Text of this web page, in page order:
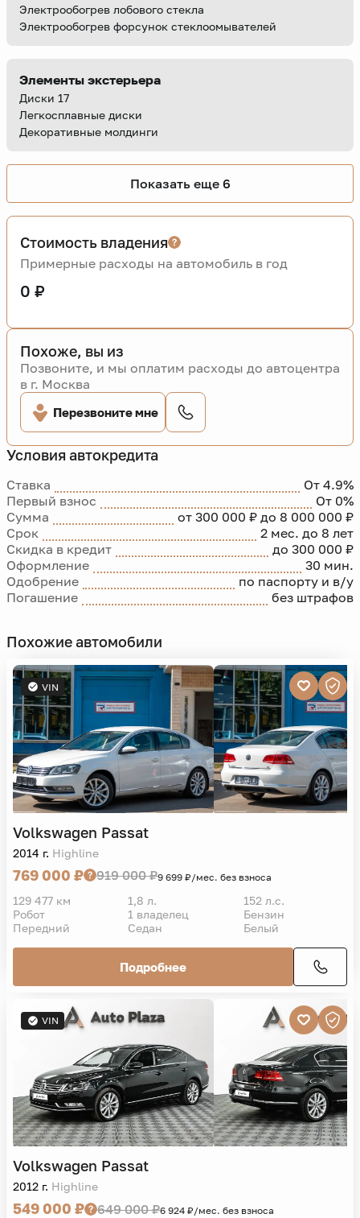
Электрообогрев лобового стекла
Электрообогрев форсунок стеклоомывателей
Элементы экстерьера
Диски 17
Легкосплавные диски
Декоративные молдинги
Показать еще 6
Условия автокредита
Ставка
От 4.9%
Первый взнос
От 0%
Сумма
от 300 000 ₽ до 8 000 000 ₽
Срок
2 мес. до 8 лет
Скидка в кредит
до 300 000 ₽
Оформление
30 мин.
Одобрение
по паспорту и в/у
Погашение
без штрафов
Стоимость владения
Примерные расходы на автомобиль в год
0 ₽
Похоже, вы из
Позвоните, и мы оплатим расходы до автоцентра
в г. Москва
Перезвоните мне
Похожие автомобили
VIN
Volkswagen Passat
2014 г. Highline
769 000 ₽ 919 000 ₽9 699 ₽/мес. без взноса
129 477 км 1,8 л.
152 л.с.
Робот
1 владелец
Бензин
Передний
Седан Белый
Подробнее
VIN
Volkswagen Passat
2012 г. Highline
549 000 ₽ 649 000 ₽6 924 ₽/мес. без взноса